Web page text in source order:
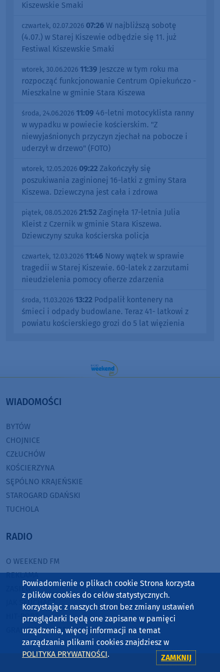
Kiszewskie Smaki
czwartek, 02.07.2026 07:26 W najbliższą sobotę
(4.07.) w Starej Kiszewie odbędzie się 11. już
Festiwal Kiszewskie Smaki
wtorek, 30.06.2026 11:39 Jeszcze w tym roku ma
rozpocząć funkcjonowanie Centrum Opiekuńczo -
Mieszkalne w gminie Stara Kiszewa
środa, 24.06.2026 11:09 46-letni motocyklista ranny
w wypadku w powiecie kościerskim. "Z
niewyjaśnionych przyczyn zjechał na pobocze i
uderzył w drzewo" (FOTO)
wtorek, 12.05.2026 09:22 Zakończyły się
poszukiwania zaginionej 16-latki z gminy Stara
Kiszewa. Dziewczyna jest cała i zdrowa
piątek, 08.05.2026 21:52 Zaginęła 17-letnia Julia
Kleist z Czernik w gminie Stara Kiszewa.
Dziewczyny szuka kościerska policja
czwartek, 12.03.2026 11:46 Nowy wątek w sprawie
tragedii w Starej Kiszewie. 60-latek z zarzutami
nieudzielenia pomocy ofierze zdarzenia
środa, 11.03.2026 13:22 Podpalił kontenery na
śmieci i odpady budowlane. Teraz 41- latkowi z
powiatu kościerskiego grozi do 5 lat więzienia
WIADOMOŚCI
BYTÓW
CHOJNICE
CZŁUCHÓW
KOŚCIERZYNA
SĘPÓLNO KRAJEŃSKIE
STAROGARD GDAŃSKI
TUCHOLA
RADIO
O WEEKEND FM
REKLAMA
ZASIĘG
JAK SŁUCHAĆ?
HIT-PORT
GRALIŚMY W WEEKEND FM
CZĘSTOTLIWOŚCI
Powiadomienie o plikach cookie Strona korzysta
z plików cookies do celów statystycznych.
Korzystając z naszych stron bez zmiany ustawień
przeglądarki będą one zapisane w pamięci
urządzenia, więcej informacji na temat
zarządzania plikami cookies znajdziesz w
POLITYKA PRYWATNOŚCI. ZAMKNIJ